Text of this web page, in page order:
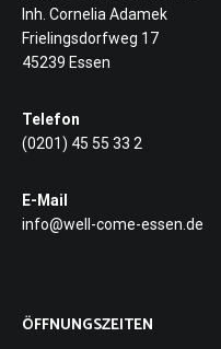
Inh. Cornelia Adamek
Frielingsdorfweg 17
45239 Essen
Telefon
(0201) 45 55 33 2
E-Mail
info@well-come-essen.de
ÖFFNUNGSZEITEN